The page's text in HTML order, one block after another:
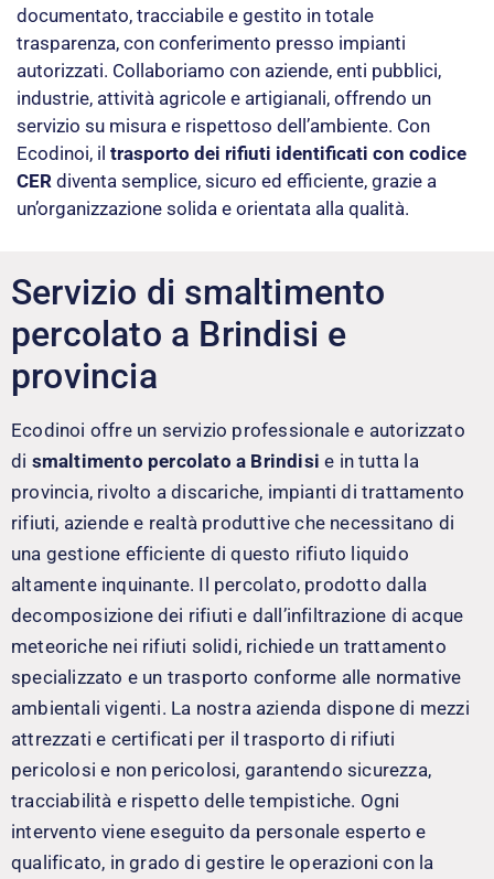
documentato, tracciabile e gestito in totale
trasparenza, con conferimento presso impianti
autorizzati. Collaboriamo con aziende, enti pubblici,
industrie, attività agricole e artigianali, offrendo un
servizio su misura e rispettoso dell’ambiente. Con
Ecodinoi, il trasporto dei rifiuti identificati con codice
CER diventa semplice, sicuro ed efficiente, grazie a
un’organizzazione solida e orientata alla qualità.
Servizio di smaltimento
percolato a Brindisi e
provincia
Ecodinoi offre un servizio professionale e autorizzato
di smaltimento percolato a Brindisi e in tutta la
provincia, rivolto a discariche, impianti di trattamento
rifiuti, aziende e realtà produttive che necessitano di
una gestione efficiente di questo rifiuto liquido
altamente inquinante. Il percolato, prodotto dalla
decomposizione dei rifiuti e dall’infiltrazione di acque
meteoriche nei rifiuti solidi, richiede un trattamento
specializzato e un trasporto conforme alle normative
ambientali vigenti. La nostra azienda dispone di mezzi
attrezzati e certificati per il trasporto di rifiuti
pericolosi e non pericolosi, garantendo sicurezza,
tracciabilità e rispetto delle tempistiche. Ogni
intervento viene eseguito da personale esperto e
qualificato, in grado di gestire le operazioni con la